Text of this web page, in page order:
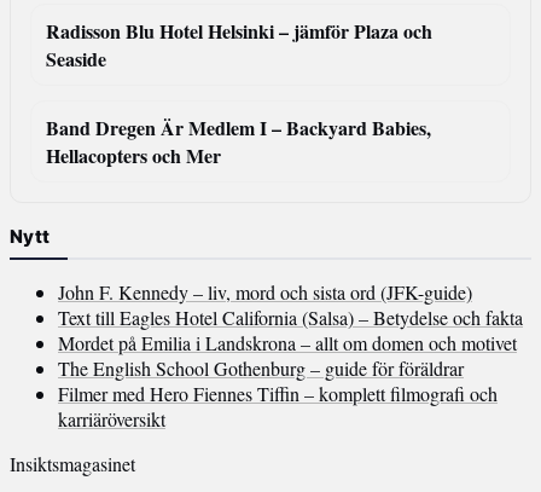
Radisson Blu Hotel Helsinki – jämför Plaza och
Seaside
Band Dregen Är Medlem I – Backyard Babies,
Hellacopters och Mer
Nytt
John F. Kennedy – liv, mord och sista ord (JFK-guide)
Text till Eagles Hotel California (Salsa) – Betydelse och fakta
Mordet på Emilia i Landskrona – allt om domen och motivet
The English School Gothenburg – guide för föräldrar
Filmer med Hero Fiennes Tiffin – komplett filmografi och
karriäröversikt
Insiktsmagasinet